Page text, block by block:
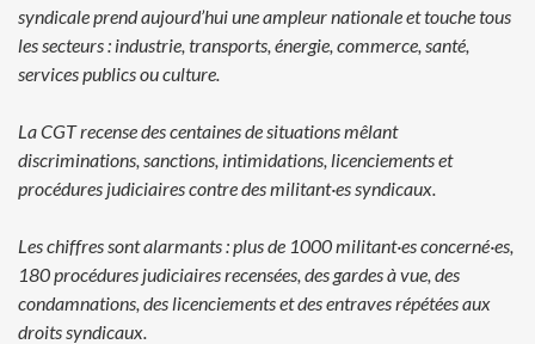
syndicale prend aujourd’hui une ampleur nationale et touche tous
les secteurs : industrie, transports, énergie, commerce, santé,
services publics ou culture.
La CGT recense des centaines de situations mêlant
discriminations, sanctions, intimidations, licenciements et
procédures judiciaires contredes militant·es syndicaux.
Les chiffres sont alarmants : plus de 1000 militant·es concerné·es,
180 procédures judiciaires recensées, des gardes à vue, des
condamnations, des licenciements et des entraves répétées aux
droits syndicaux.